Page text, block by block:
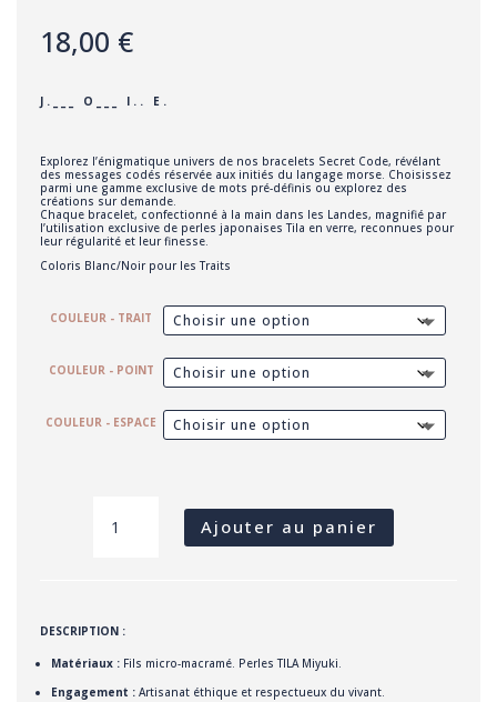
18,00 €
J . _ _ _ O _ _ _ I . . E .
Explorez l’énigmatique univers de nos bracelets Secret Code, révélant
des messages codés réservée aux initiés du langage morse. Choisissez
parmi une gamme exclusive de mots pré-définis ou explorez des
créations sur demande.
Chaque bracelet, confectionné à la main dans les Landes, magnifié par
l’utilisation exclusive de perles japonaises Tila en verre, reconnues pour
leur régularité et leur finesse.
Coloris Blanc/Noir pour les Traits
COULEUR - TRAIT
COULEUR - POINT
COULEUR - ESPACE
JOIE Ajouter au panier
DESCRIPTION :
Matériaux : Fils micro-macramé. Perles TILA Miyuki.
Engagement : Artisanat éthique et respectueux du vivant.